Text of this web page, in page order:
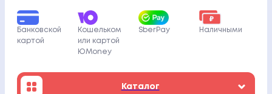
Банковской
картой
Кошельком
или картой
ЮMoney
SberPay Наличными
Каталог